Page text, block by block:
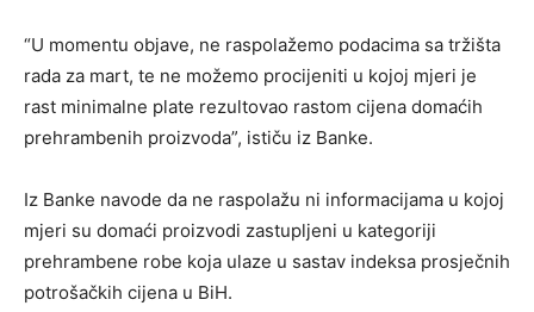
“U momentu objave, ne raspolažemo podacima sa tržišta
rada za mart, te ne možemo procijeniti u kojoj mjeri je
rast minimalne plate rezultovao rastom cijena domaćih
prehrambenih proizvoda”, ističu iz Banke.
Iz Banke navode da ne raspolažu ni informacijama u kojoj
mjeri su domaći proizvodi zastupljeni u kategoriji
prehrambene robe koja ulaze u sastav indeksa prosječnih
potrošačkih cijena u BiH.